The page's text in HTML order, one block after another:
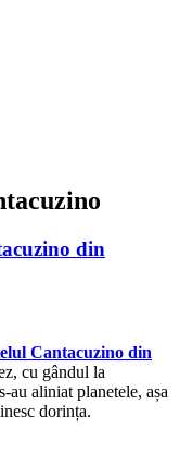
din
Cantacuzino din
cu gândul la
aliniat planetele, așa
dorința.